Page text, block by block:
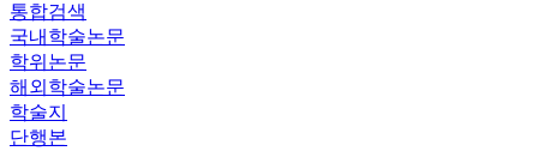
통합검색
국내학술논문
학위논문
해외학술논문
학술지
단행본